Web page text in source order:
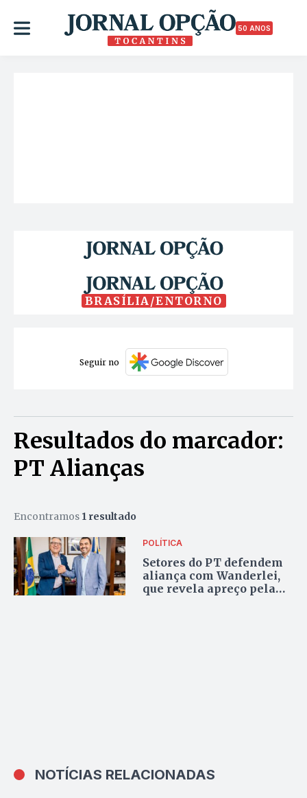
50 ANOS
BRASÍLIA/ENTORNO
Seguir no
Resultados do marcador:
PT Alianças
Encontramos 1 resultado
POLÍTICA
Setores do PT defendem
aliança com Wanderlei,
que revela apreço pela
NOTÍCIAS RELACIONADAS